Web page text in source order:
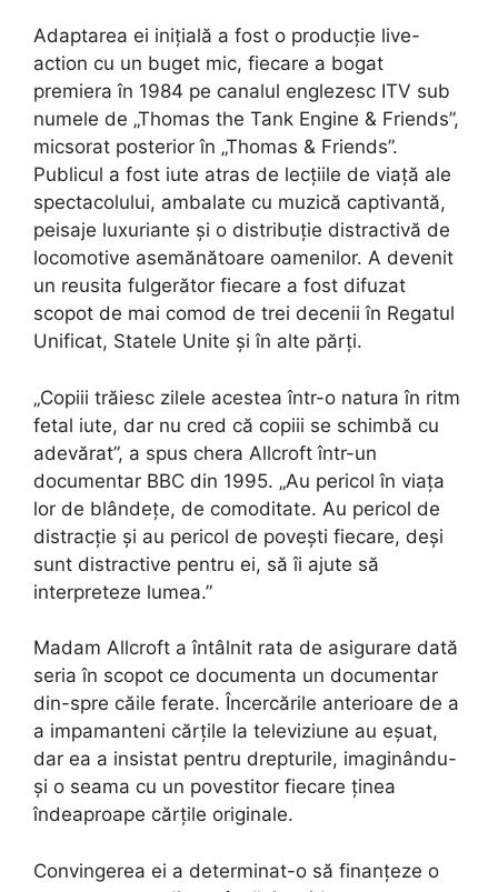
Adaptarea ei inițială a fost o producție live-
action cu un buget mic, fiecare a bogat
premiera în 1984 pe canalul englezesc ITV sub
numele de „Thomas the Tank Engine & Friends”,
micsorat posterior în „Thomas & Friends”.
Publicul a fost iute atras de lecțiile de viață ale
spectacolului, ambalate cu muzică captivantă,
peisaje luxuriante și o distribuție distractivă de
locomotive asemănătoare oamenilor. A devenit
un reusita fulgerător fiecare a fost difuzat
scopot de mai comod de trei decenii în Regatul
Unificat, Statele Unite și în alte părți.
„Copiii trăiesc zilele acestea într-o natura în ritm
fetal iute, dar nu cred că copiii se schimbă cu
adevărat”, a spus chera Allcroft într-un
documentar BBC din 1995. „Au pericol în viața
lor de blândețe, de comoditate. Au pericol de
distracție și au pericol de povești fiecare, deși
sunt distractive pentru ei, să îi ajute să
interpreteze lumea.”
Madam Allcroft a întâlnit rata de asigurare dată
seria în scopot ce documenta un documentar
din-spre căile ferate. Încercările anterioare de a
a impamanteni cărțile la televiziune au eșuat,
dar ea a insistat pentru drepturile, imaginându-
și o seama cu un povestitor fiecare ținea
îndeaproape cărțile originale.
Convingerea ei a determinat-o să finanțeze o